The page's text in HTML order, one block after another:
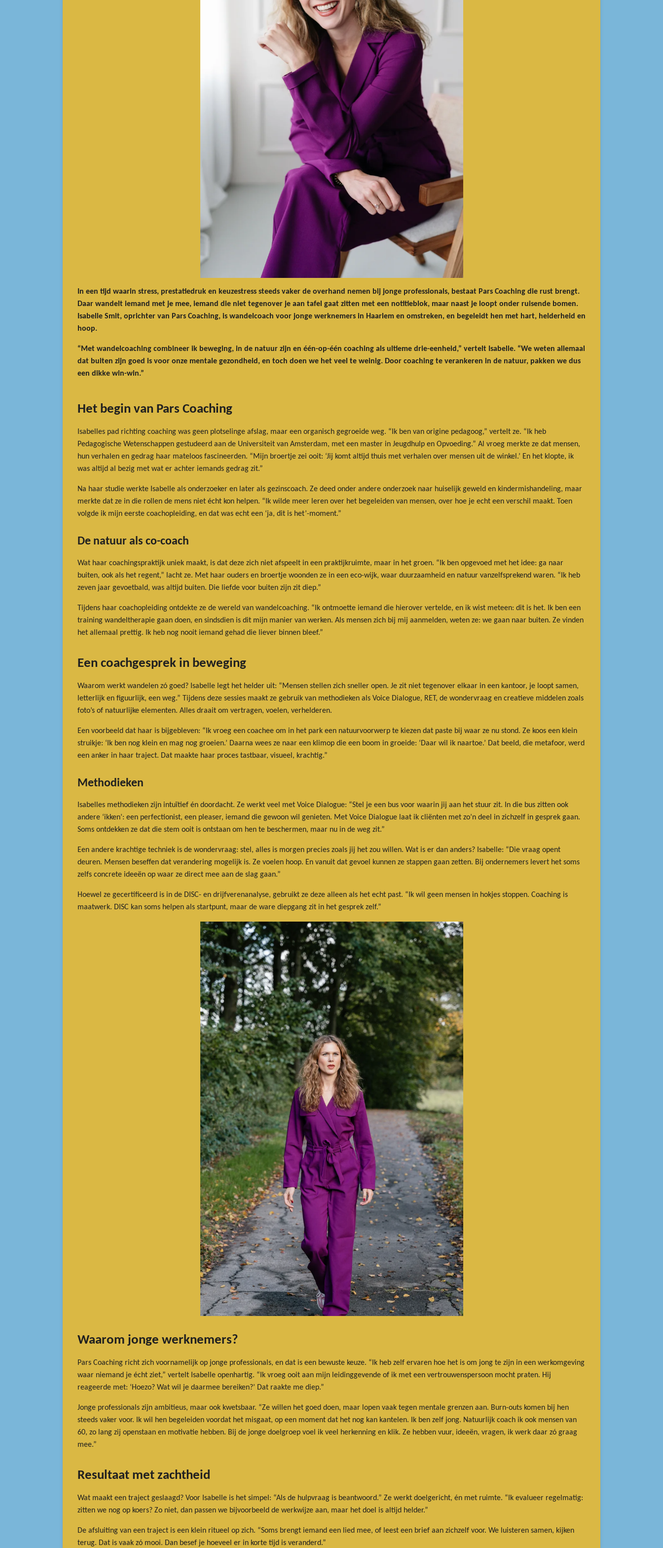
In een tijd waarin stress, prestatiedruk en keuzestress steeds vaker de overhand nemen bij jonge professionals, bestaat Pars Coaching die rust brengt.
Daar wandelt iemand met je mee, iemand die niet tegenover je aan tafel gaat zitten met een notitieblok, maar naast je loopt onder ruisende bomen.
Isabelle Smit, oprichter van Pars Coaching, is wandelcoach voor jonge werknemers in Haarlem en omstreken, en begeleidt hen met hart, helderheid en
hoop.
“Met wandelcoaching combineer ik beweging, in de natuur zijn en één-op-één coaching als ultieme drie-eenheid,” vertelt Isabelle. “We weten allemaal
dat buiten zijn goed is voor onze mentale gezondheid, en toch doen we het veel te weinig. Door coaching te verankeren in de natuur, pakken we dus
een dikke win-win.”
Het begin van Pars Coaching
Isabelles pad richting coaching was geen plotselinge afslag, maar een organisch gegroeide weg. “Ik ben van origine pedagoog,” vertelt ze. “Ik heb
Pedagogische Wetenschappen gestudeerd aan de Universiteit van Amsterdam, met een master in Jeugdhulp en Opvoeding.” Al vroeg merkte ze dat mensen,
hun verhalen en gedrag haar mateloos fascineerden. “Mijn broertje zei ooit: ‘Jij komt altijd thuis met verhalen over mensen uit de winkel.’ En het klopte, ik
was altijd al bezig met wat er achter iemands gedrag zit.”
Na haar studie werkte Isabelle als onderzoeker en later als gezinscoach. Ze deed onder andere onderzoek naar huiselijk geweld en kindermishandeling, maar
merkte dat ze in die rollen de mens niet écht kon helpen. “Ik wilde meer leren over het begeleiden van mensen, over hoe je echt een verschil maakt. Toen
volgde ik mijn eerste coachopleiding, en dat was echt een ‘ja, dit is het’-moment.”
De natuur als co-coach
Wat haar coachingspraktijk uniek maakt, is dat deze zich niet afspeelt in een praktijkruimte, maar in het groen. “Ik ben opgevoed met het idee: ga naar
buiten, ook als het regent,” lacht ze. Met haar ouders en broertje woonden ze in een eco-wijk, waar duurzaamheid en natuur vanzelfsprekend waren. “Ik heb
zeven jaar gevoetbald, was altijd buiten. Die liefde voor buiten zijn zit diep.”
Tijdens haar coachopleiding ontdekte ze de wereld van wandelcoaching. “Ik ontmoette iemand die hierover vertelde, en ik wist meteen: dit is het. Ik ben een
training wandeltherapie gaan doen, en sindsdien is dit mijn manier van werken. Als mensen zich bij mij aanmelden, weten ze: we gaan naar buiten. Ze vinden
het allemaal prettig. Ik heb nog nooit iemand gehad die liever binnen bleef.”
Een coachgesprek in beweging
Waarom werkt wandelen zó goed? Isabelle legt het helder uit: “Mensen stellen zich sneller open. Je zit niet tegenover elkaar in een kantoor, je loopt samen,
letterlijk en figuurlijk, een weg.” Tijdens deze sessies maakt ze gebruik van methodieken als Voice Dialogue, RET, de wondervraag en creatieve middelen zoals
foto’s of natuurlijke elementen. Alles draait om vertragen, voelen, verhelderen.
Een voorbeeld dat haar is bijgebleven: “Ik vroeg een coachee om in het park een natuurvoorwerp te kiezen dat paste bij waar ze nu stond. Ze koos een klein
struikje: ‘Ik ben nog klein en mag nog groeien.’ Daarna wees ze naar een klimop die een boom in groeide: ‘Daar wil ik naartoe.’ Dat beeld, die metafoor, werd
een anker in haar traject. Dat maakte haar proces tastbaar, visueel, krachtig.”
Methodieken
Isabelles methodieken zijn intuïtief én doordacht. Ze werkt veel met Voice Dialogue: “Stel je een bus voor waarin jij aan het stuur zit. In die bus zitten ook
andere ‘ikken’: een perfectionist, een pleaser, iemand die gewoon wil genieten. Met Voice Dialogue laat ik cliënten met zo’n deel in zichzelf in gesprek gaan.
Soms ontdekken ze dat die stem ooit is ontstaan om hen te beschermen, maar nu in de weg zit.”
Een andere krachtige techniek is de wondervraag: stel, alles is morgen precies zoals jij het zou willen. Wat is er dan anders? Isabelle: “Die vraag opent
deuren. Mensen beseffen dat verandering mogelijk is. Ze voelen hoop. En vanuit dat gevoel kunnen ze stappen gaan zetten. Bij ondernemers levert het soms
zelfs concrete ideeën op waar ze direct mee aan de slag gaan.”
Hoewel ze gecertificeerd is in de DISC- en drijfverenanalyse, gebruikt ze deze alleen als het echt past. “Ik wil geen mensen in hokjes stoppen. Coaching is
maatwerk. DISC kan soms helpen als startpunt, maar de ware diepgang zit in het gesprek zelf.”
Waarom jonge werknemers?
Pars Coaching richt zich voornamelijk op jonge professionals, en dat is een bewuste keuze. “Ik heb zelf ervaren hoe het is om jong te zijn in een werkomgeving
waar niemand je écht ziet,” vertelt Isabelle openhartig. “Ik vroeg ooit aan mijn leidinggevende of ik met een vertrouwenspersoon mocht praten. Hij
reageerde met: ‘Hoezo? Wat wil je daarmee bereiken?’ Dat raakte me diep.”
Jonge professionals zijn ambitieus, maar ook kwetsbaar. “Ze willen het goed doen, maar lopen vaak tegen mentale grenzen aan. Burn-outs komen bij hen
steeds vaker voor. Ik wil hen begeleiden voordat het misgaat, op een moment dat het nog kan kantelen. Ik ben zelf jong. Natuurlijk coach ik ook mensen van
60, zo lang zij openstaan en motivatie hebben. Bij de jonge doelgroep voel ik veel herkenning en klik. Ze hebben vuur, ideeën, vragen, ik werk daar zó graag
mee.”
Resultaat met zachtheid
Wat maakt een traject geslaagd? Voor Isabelle is het simpel: “Als de hulpvraag is beantwoord.” Ze werkt doelgericht, én met ruimte. “Ik evalueer regelmatig:
zitten we nog op koers? Zo niet, dan passen we bijvoorbeeld de werkwijze aan, maar het doel is altijd helder.”
De afsluiting van een traject is een klein ritueel op zich. “Soms brengt iemand een lied mee, of leest een brief aan zichzelf voor. We luisteren samen, kijken
terug. Dat is vaak zó mooi. Dan besef je hoeveel er in korte tijd is veranderd.”